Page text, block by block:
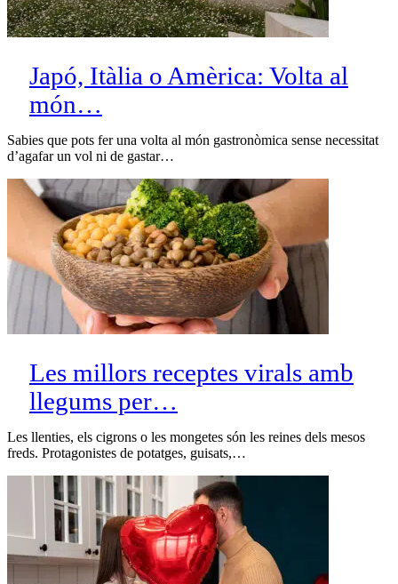
Japó, Itàlia o Amèrica: Volta al
món…
Sabies que pots fer una volta al món gastronòmica sense necessitat
d’agafar un vol ni de gastar…
Les millors receptes virals amb
llegums per…
Les llenties, els cigrons o les mongetes són les reines dels mesos
freds. Protagonistes de potatges, guisats,…